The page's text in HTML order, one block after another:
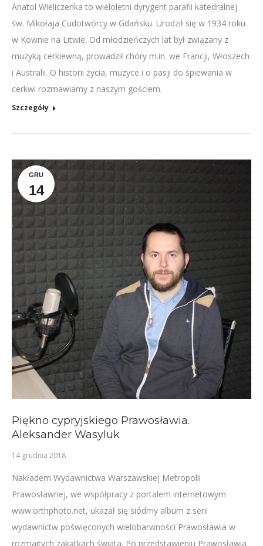
Anatol Wieliczenka to wieloletni dyrygent parafii katedralnej
św. Mikołaja Cudotwórcy w Gdańsku. Urodził się w 1934 roku
w Kownie na Litwie. Od młodzieńczych lat był związany z
muzyką cerkiewną, prowadził chóry m.in. we Francji, Włoszech
i Australii. O historii życia, muzyce i o pasji do śpiewania w
cerkwi rozmawiamy z naszym gościem.
Szczegóły
GRU
14
Piękno cypryjskiego Prawosławia.
Aleksander Wasyluk
14 grudnia 2018
Nakładem Wydawnictwa Warszawskiej Metropolii
Prawosławnej, we współpracy z portalem internetowym
www.orthphoto.net, ukazał się siódmy album z serii
wydawnictw poświęconych wielobarwności Prawosławia w
rozmaitych zakątkach świata. Po przedstawieniu Prawosławia